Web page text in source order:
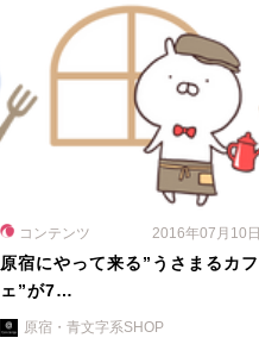
コンテンツ 2016年07月10日
原宿にやって来る”うさまるカフ
ェ”が7…
原宿・青文字系SHOP